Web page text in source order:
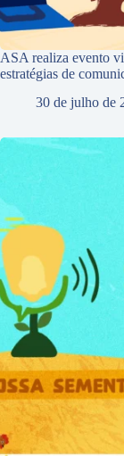
ASA realiza evento
estratégias de
30 de julho de